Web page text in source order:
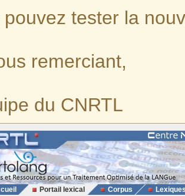
pouvez tester la
remerciant,
du CNRTL
Portail lexical Corpus